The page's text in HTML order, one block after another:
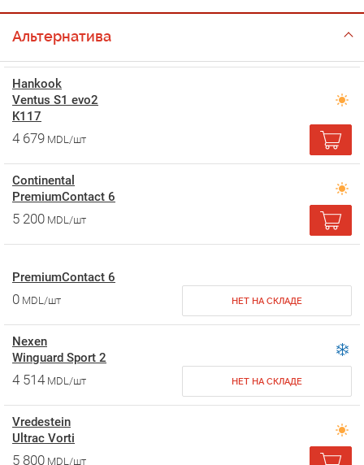
Альтернатива
Hankook
Ventus S1 evo2
K117
4 679 MDL/шт
Continental
PremiumContact 6
5 200 MDL/шт
PremiumContact 6
0 MDL/шт НЕТ НА СКЛАДЕ
Nexen
Winguard Sport 2
4 514 MDL/шт НЕТ НА СКЛАДЕ
Vredestein
Ultrac Vorti
5 800 MDL/шт